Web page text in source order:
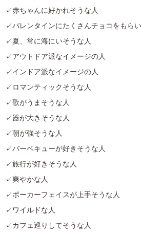
✓赤ちゃんに好かれそうな人
✓バレンタインにたくさんチョコをもら
✓夏、常に海にいそうな人
✓アウトドア派なイメージの人
✓インドア派なイメージの人
✓ロマンティックそうな人
✓歌がうまそうな人
✓器が大きそうな人
✓朝が強そうな人
✓バーベキューが好きそうな人
✓旅行が好きそうな人
✓爽やかな人
✓ポーカーフェイスが上手そうな人
✓ワイルドな人
✓カフェ巡りしてそうな人